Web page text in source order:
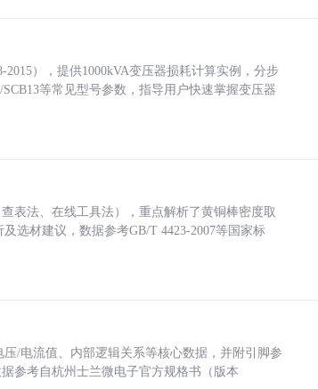
），提供1000kVA变压器损耗计算实例，分步
等常见型号参数，指导用户快速掌握变压器
表法、在线工具法），重点解析了黄铜棒密度取
选材建议，数据参考GB/T 4423-2007等国家标
/电流值、内部逻辑关系等核心数据，并附引脚参
参考自杭州士兰微电子官方规格书（版本